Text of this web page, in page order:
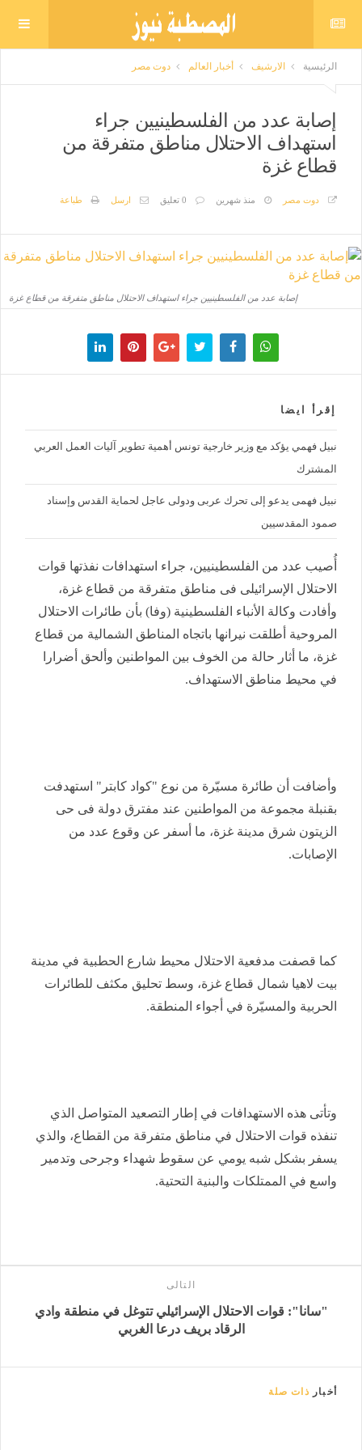
الرئيسية الارشيف أخبار العالم دوت مصر
إصابة عدد من الفلسطينيين جراء
استهداف الاحتلال مناطق متفرقة من
قطاع غزة
دوت مصر منذ شهرين 0 تعليق ارسل طباعة
إصابة عدد من الفلسطينيين جراء استهداف الاحتلال مناطق متفرقة من قطاع غزة
إقرأ ايضا
نبيل فهمي يؤكد مع وزير خارجية تونس أهمية تطوير آليات العمل العربي
المشترك
نبيل فهمى يدعو إلى تحرك عربى ودولى عاجل لحماية القدس وإسناد
صمود المقدسيين
أُصيب عدد من الفلسطينيين، جراء استهدافات نفذتها قوات
الاحتلال الإسرائيلى فى مناطق متفرقة من قطاع غزة،
وأفادت وكالة الأنباء الفلسطينية (وفا) بأن طائرات الاحتلال
المروحية أطلقت نيرانها باتجاه المناطق الشمالية من قطاع
غزة، ما أثار حالة من الخوف بين المواطنين وألحق أضرارا
في محيط مناطق الاستهداف.
وأضافت أن طائرة مسيّرة من نوع "كواد كابتر" استهدفت
بقنبلة مجموعة من المواطنين عند مفترق دولة فى حى
الزيتون شرق مدينة غزة، ما أسفر عن وقوع عدد من
الإصابات.
كما قصفت مدفعية الاحتلال محيط شارع الحطبية في مدينة
بيت لاهيا شمال قطاع غزة، وسط تحليق مكثف للطائرات
الحربية والمسيّرة في أجواء المنطقة.
وتأتى هذه الاستهدافات في إطار التصعيد المتواصل الذي
تنفذه قوات الاحتلال في مناطق متفرقة من القطاع، والذي
يسفر بشكل شبه يومي عن سقوط شهداء وجرحى وتدمير
واسع في الممتلكات والبنية التحتية.
التالى
"سانا": قوات الاحتلال الإسرائيلي تتوغل في منطقة وادي
الرقاد ‏بريف درعا الغربي‎
أخبار ذات صلة